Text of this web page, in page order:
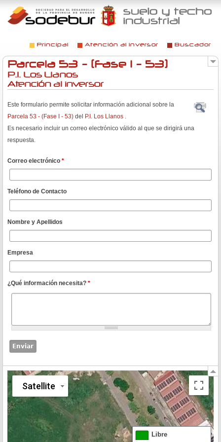
Jump to navigation
Menú principal
Principal Atención al inversor Buscador
Parcela 53 - (Fase I - 53)
P.I. Los Llanos
Atención al inversor
Este formulario permite solicitar información adicional sobre la
Parcela 53 - (Fase I - 53) del P.I. Los Llanos .
Es necesario incluir un correo electrónico válido al que se dirigirá una
respuesta.
Correo electrónico *
Teléfono de Contacto
Nombre y Apellidos
Empresa
¿Qué información necesita? *
Satellite
Libre